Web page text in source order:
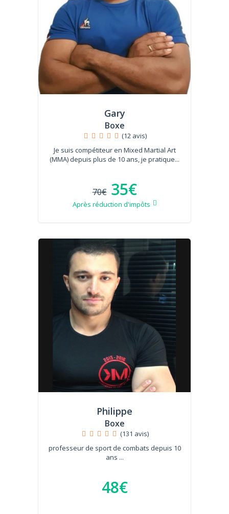
Gary
Boxe
(12 avis)
Je suis compétiteur en Mixed Martial Art
(MMA) depuis plus de 10 ans, je pratique...
70€ 35€
Après réduction d'impôts
Philippe
Boxe
(131 avis)
professeur de sport de combats depuis 10
ans ...
48€